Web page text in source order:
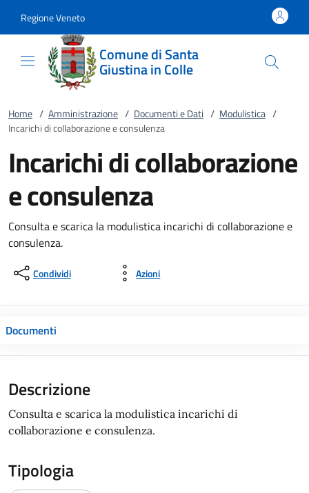
Regione Veneto
Comune di Santa
Giustina in Colle
Home / Amministrazione / Documenti e Dati / Modulistica /
Incarichi di collaborazione e consulenza
Incarichi di collaborazione
e consulenza
Consulta e scarica la modulistica incarichi di collaborazione e
consulenza.
Condividi Azioni
Documenti
Descrizione
Consulta e scarica la modulistica incarichi di
collaborazione e consulenza.
Tipologia